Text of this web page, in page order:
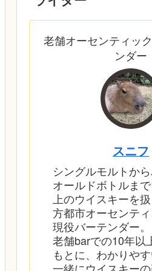
老舗オーセンティッ
ンダー
スニフ
シングルモルトから
オールドボトルま
上のウイスキーを
方都市オーセンテ
現役バーテンダー。
老舗barでの10年以
もとに、わかりやす